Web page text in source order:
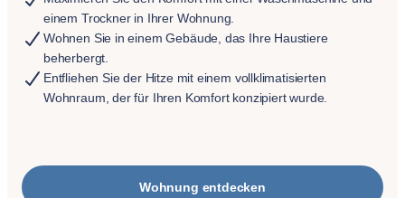
einem Trockner in Ihrer Wohnung.
Wohnen Sie in einem Gebäude, das Ihre Haustiere
beherbergt.
Entfliehen Sie der Hitze mit einem vollklimatisierten
Wohnraum, der für Ihren Komfort konzipiert wurde.
Wohnung entdecken